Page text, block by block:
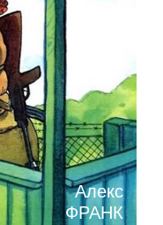
Алекс
ФРАНК